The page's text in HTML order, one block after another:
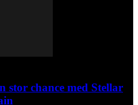
stor chance med Stellar